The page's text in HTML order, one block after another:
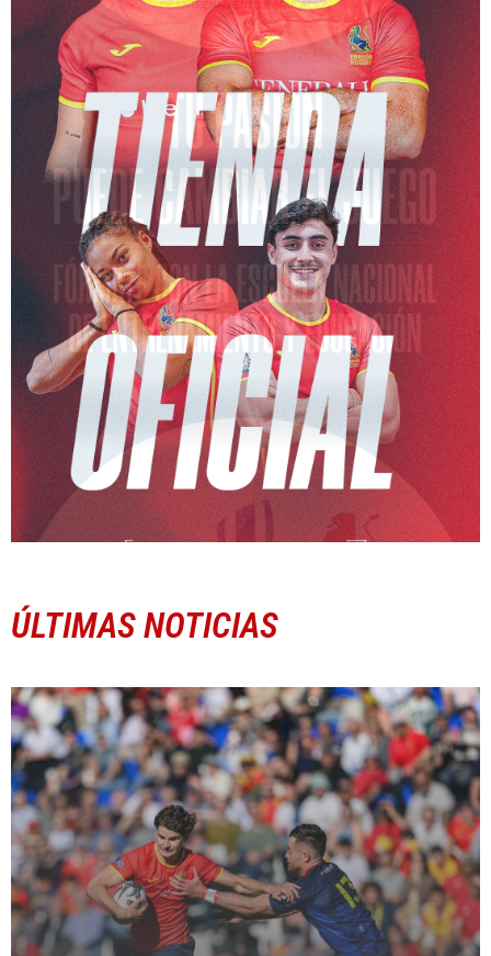
ÚLTIMAS NOTICIAS